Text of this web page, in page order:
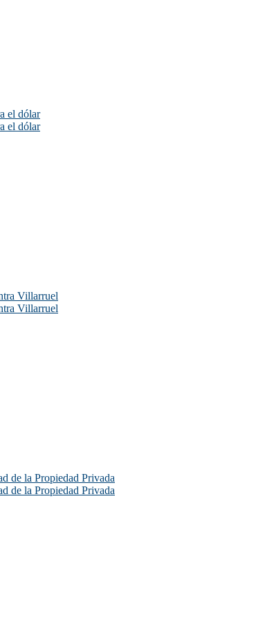
el dólar
el dólar
Villarruel
Villarruel
de la Propiedad Privada
de la Propiedad Privada